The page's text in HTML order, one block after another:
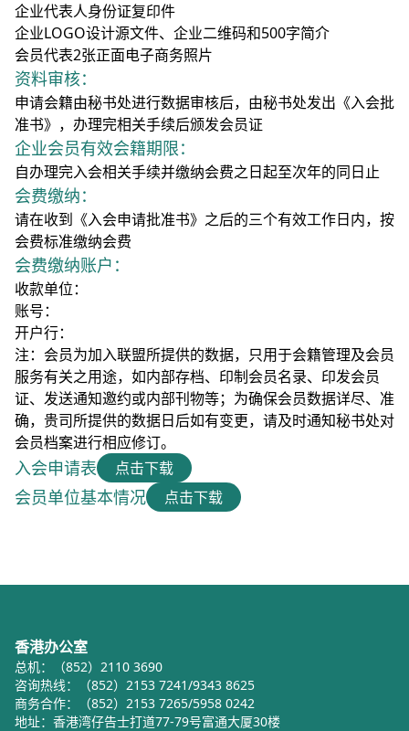
企业代表人身份证复印件
企业LOGO设计源文件、企业二维码和500字简介
会员代表2张正面电子商务照片
资料审核：
申请会籍由秘书处进行数据审核后，由秘书处发出《入会批
准书》，办理完相关手续后颁发会员证
企业会员有效会籍期限：
自办理完入会相关手续并缴纳会费之日起至次年的同日止
会费缴纳：
请在收到《入会申请批准书》之后的三个有效工作日内，按
会费标准缴纳会费
会费缴纳账户：
收款单位：
账号：
开户行：
注：会员为加入联盟所提供的数据，只用于会籍管理及会员
服务有关之用途，如内部存档、印制会员名录、印发会员
证、发送通知邀约或内部刊物等；为确保会员数据详尽、准
确，贵司所提供的数据日后如有变更，请及时通知秘书处对
会员档案进行相应修订。
入会申请表 点击下载
会员单位基本情况 点击下载
香港办公室
总机：（852）2110 3690
咨询热线：（852）2153 7241/9343 8625
商务合作：（852）2153 7265/5958 0242
地址：香港湾仔告士打道77-79号富通大厦30楼